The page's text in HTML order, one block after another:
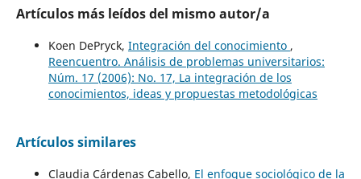
Artículos más leídos del mismo autor/a
Koen DePryck, Integración del conocimiento ,
Reencuentro. Análisis de problemas universitarios:
Núm. 17 (2006): No. 17, La integración de los
conocimientos, ideas y propuestas metodológicas
Artículos similares
Claudia Cárdenas Cabello, El enfoque sociológico de la